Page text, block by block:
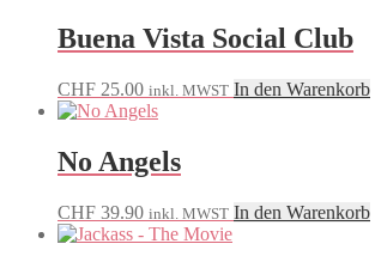
Buena Vista Social Club
CHF 25.00 inkl. MWST In den Warenkorb
No Angels
CHF 39.90 inkl. MWST In den Warenkorb